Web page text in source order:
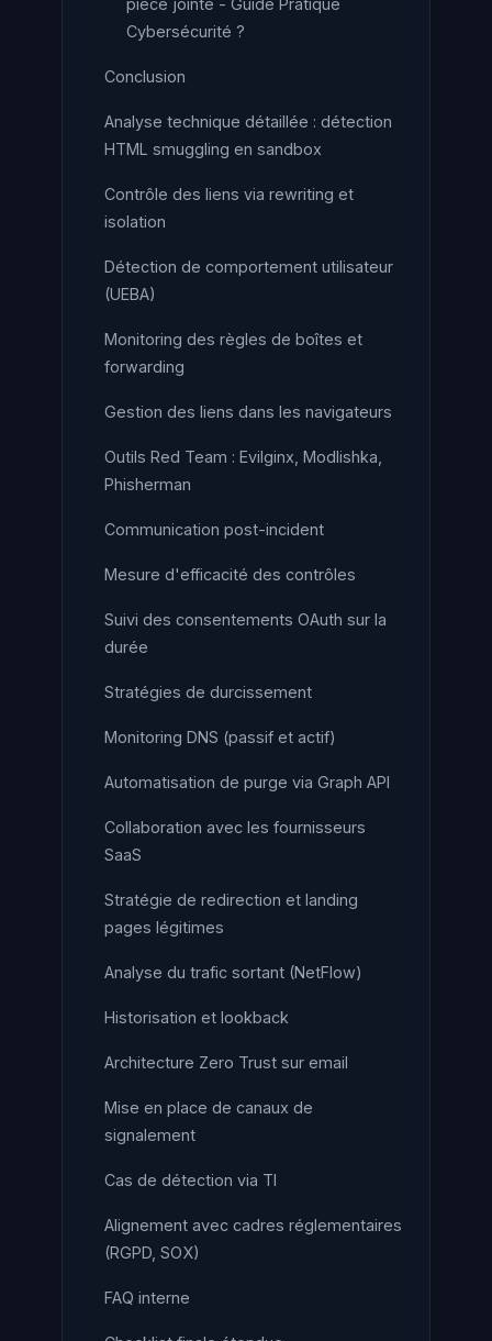
pièce jointe - Guide Pratique
Cybersécurité ?
Conclusion
Analyse technique détaillée : détection
HTML smuggling en sandbox
Contrôle des liens via rewriting et
isolation
Détection de comportement utilisateur
(UEBA)
Monitoring des règles de boîtes et
forwarding
Gestion des liens dans les navigateurs
Outils Red Team : Evilginx, Modlishka,
Phisherman
Communication post-incident
Mesure d'efficacité des contrôles
Suivi des consentements OAuth sur la
durée
Stratégies de durcissement
Monitoring DNS (passif et actif)
Automatisation de purge via Graph API
Collaboration avec les fournisseurs
SaaS
Stratégie de redirection et landing
pages légitimes
Analyse du trafic sortant (NetFlow)
Historisation et lookback
Architecture Zero Trust sur email
Mise en place de canaux de
signalement
Cas de détection via TI
Alignement avec cadres réglementaires
(RGPD, SOX)
FAQ interne